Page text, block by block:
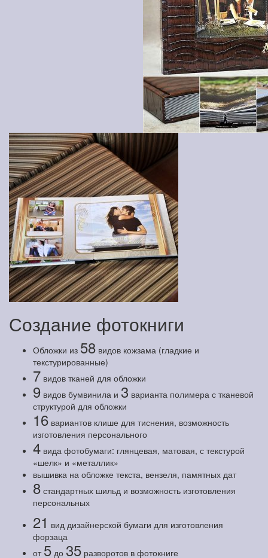
Создание фотокниги
Обложки из 58 видов кожзама (гладкие и
текстурированные)
7 видов тканей для обложки
9 видов бумвинила и 3 варианта полимера с тканевой
структурой для обложки
16 вариантов клише для тиснения, возможность
изготовления персонального
4 вида фотобумаги: глянцевая, матовая, с текстурой
«шелк» и «металлик»
вышивка на обложке текста, вензеля, памятных дат
8 стандартных шильд и возможность изготовления
персональных
21 вид дизайнерской бумаги для изготовления
форзаца
от 5 до 35 разворотов в фотокниге